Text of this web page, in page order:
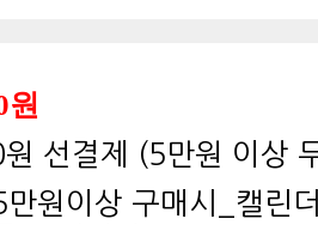
원
선결제 (5만원 이상